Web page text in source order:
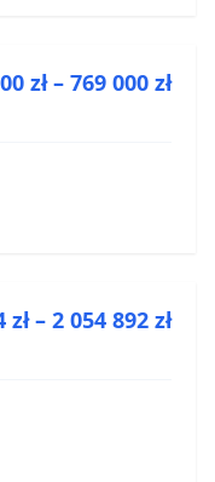
zł – 769 000 zł
zł – 2 054 892 zł